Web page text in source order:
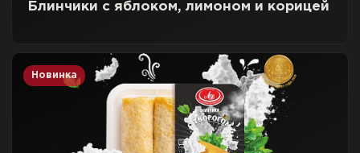
Блинчики с яблоком, лимоном и корицей
Новинка